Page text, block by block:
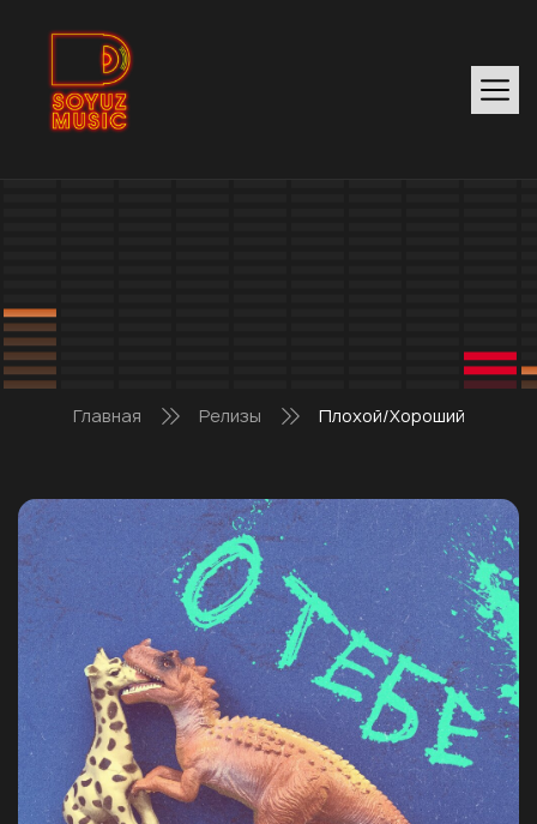
Главная Релизы Плохой/Хороший